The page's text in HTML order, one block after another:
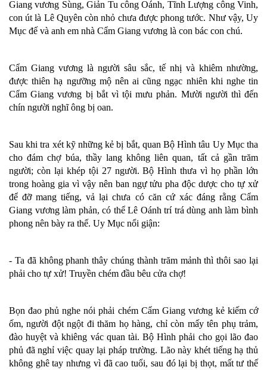
Giang vương Sùng, Giản Tu công Oánh, Tĩnh Lượng công Vinh,
con út là Lê Quyên còn nhỏ chưa được phong tước. Như vậy, Uy
Mục đế và anh em nhà Cẩm Giang vương là con bác con chú.
Cẩm Giang vương là người sâu sắc, tế nhị và khiêm nhường,
được thiên hạ ngưỡng mộ nên ai cũng ngạc nhiên khi nghe tin
Cẩm Giang vương bị bắt vì tội mưu phản. Mười người thì đến
chín người nghĩ ông bị oan.
Sau khi tra xét kỹ những kẻ bị bắt, quan Bộ Hình tâu Uy Mục tha
cho đám chợ búa, thầy lang không liên quan, tất cả gần trăm
người; còn lại khép tội 27 người. Bộ Hình thưa vì họ phần lớn
trong hoàng gia vì vậy nên ban ngự tửu pha độc dược cho tự xử
để đỡ mang tiếng, vả lại chưa có căn cứ xác đáng rằng Cẩm
Giang vương làm phản, có thể Lê Oánh trí trá dùng anh làm bình
phong nên bày ra thế. Uy Mục nổi giận:
- Ta đã không phanh thây chúng thành trăm mảnh thì thôi sao lại
phải cho tự xử! Truyền chém đầu bêu cửa chợ!
Bọn đao phủ nghe nói phải chém Cẩm Giang vương kẻ kiếm cớ
ốm, người đột ngột đi thăm họ hàng, chỉ còn mấy tên phụ trảm,
đào huyệt và khiêng vác quan tài. Bộ Hình phải cho gọi lão đao
phủ đã nghỉ việc quay lại pháp trường. Lão này khét tiếng hạ thủ
không ghê tay nhưng vì đã cao tuổi, sau đó lại bị thọt, mất tư thế